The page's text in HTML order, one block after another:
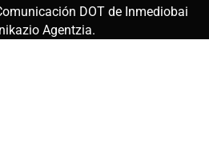
DOT de Inmediobai
Agentzia.